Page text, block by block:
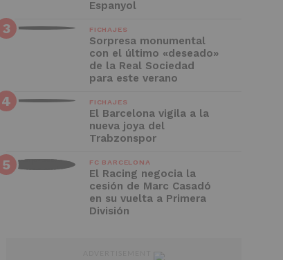
Espanyol
FICHAJES
Sorpresa monumental
con el último «deseado»
de la Real Sociedad
para este verano
FICHAJES
El Barcelona vigila a la
nueva joya del
Trabzonspor
FC BARCELONA
El Racing negocia la
cesión de Marc Casadó
en su vuelta a Primera
División